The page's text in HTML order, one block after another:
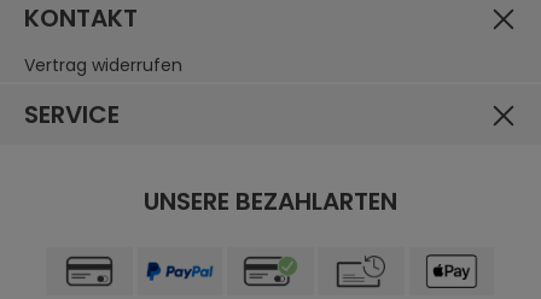
KONTAKT
Vertrag widerrufen
SERVICE
UNSERE BEZAHLARTEN